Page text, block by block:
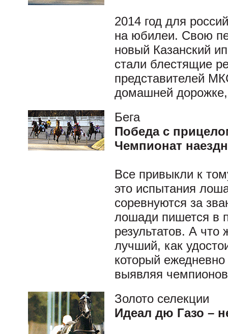
2014 год для
на юбилеи. Свою
новый Казанский
стали блестящие
представителей
домашней дорожке,
Бега
Победа с
Чемпионат
Все привыкли к
это испытания
соревнуются за
лошади пишется в
результатов. А что
лучший, как
который
выявляя
Золото селекции
Идеал дю Газо –